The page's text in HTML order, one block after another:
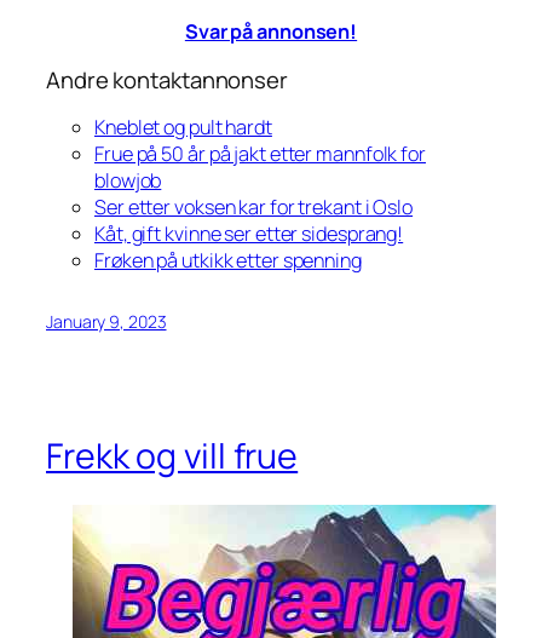
Svar på annonsen!
Andre kontaktannonser
Kneblet og pult hardt
Frue på 50 år på jakt etter mannfolk for
blowjob
Ser etter voksen kar for trekant i Oslo
Kåt, gift kvinne ser etter sidesprang!
Frøken på utkikk etter spenning
January 9, 2023
Frekk og vill frue